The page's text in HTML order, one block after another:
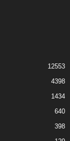
12553
4398
1434
640
398